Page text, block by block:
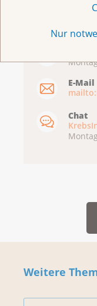
Nur
KrebsInfo
E-Mail
Chat
Weitere